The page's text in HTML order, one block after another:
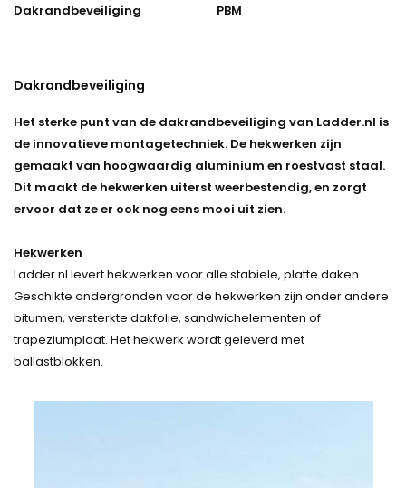
Dakrandbeveiliging PBM
Dakrandbeveiliging
Het sterke punt van de dakrandbeveiliging van Ladder.nl is
de innovatieve montagetechniek. De hekwerken zijn
gemaakt van hoogwaardig aluminium en roestvast staal.
Dit maakt de hekwerken uiterst weerbestendig, en zorgt
ervoor dat ze er ook nog eens mooi uit zien.
Hekwerken
Ladder.nl levert hekwerken voor alle stabiele, platte daken.
Geschikte ondergronden voor de hekwerken zijn onder andere
bitumen, versterkte dakfolie, sandwichelementen of
trapeziumplaat. Het hekwerk wordt geleverd met
ballastblokken.